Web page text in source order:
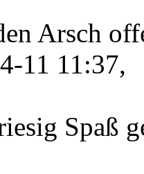
Arsch
11 11:37,
Spaß